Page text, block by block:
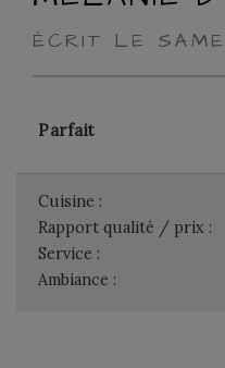
ÉCRIT LE
Parfait
Cuisine :
Rapport qualité / prix :
Service :
Ambiance :